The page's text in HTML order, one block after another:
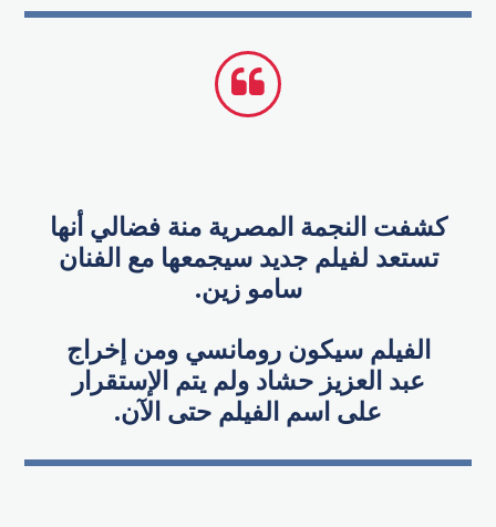
كشفت النجمة المصرية منة فضالي أنها
تستعد لفيلم جديد سيجمعها مع الفنان
سامو زين.
الفيلم سيكون رومانسي ومن إخراج
عبد العزيز حشاد ولم يتم الإستقرار
على اسم الفيلم حتى الآن.